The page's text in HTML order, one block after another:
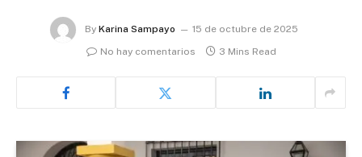
By Karina Sampayo
15 de octubre de 2025
No hay comentarios
3 Mins Read